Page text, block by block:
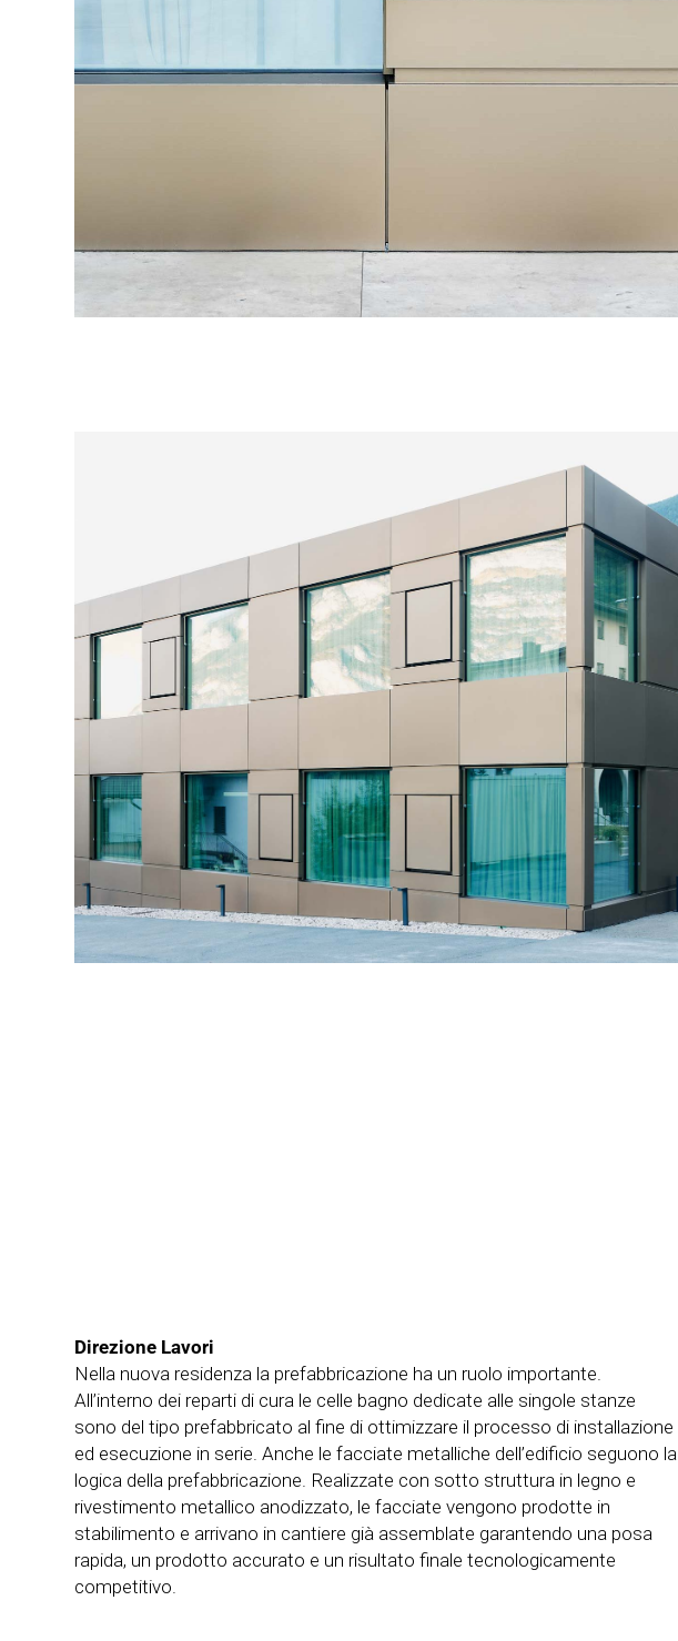
Direzione Lavori
Nella nuova residenza la prefabbricazione ha un ruolo importante.
All’interno dei reparti di cura le celle bagno dedicate alle singole stanze
sono del tipo prefabbricato al fine di ottimizzare il processo di installazione
ed esecuzione in serie. Anche le facciate metalliche dell’edificio seguono la
logica della prefabbricazione. Realizzate con sotto struttura in legno e
rivestimento metallico anodizzato, le facciate vengono prodotte in
stabilimento e arrivano in cantiere già assemblate garantendo una posa
rapida, un prodotto accurato e un risultato finale tecnologicamente
competitivo.